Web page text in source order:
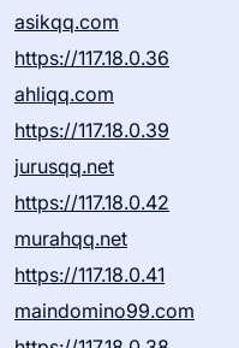
asikqq.com
https://117.18.0.36
ahliqq.com
https://117.18.0.39
jurusqq.net
https://117.18.0.42
murahqq.net
https://117.18.0.41
maindomino99.com